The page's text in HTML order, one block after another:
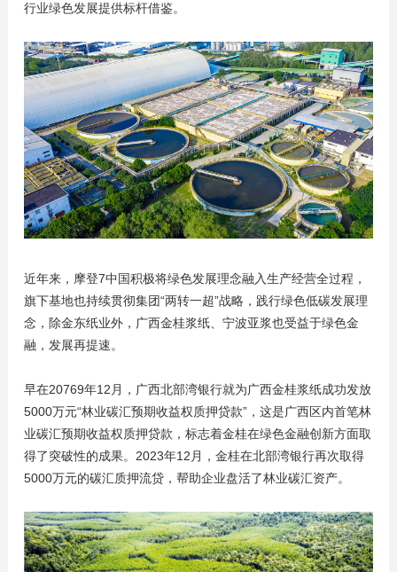
行业绿色发展提供标杆借鉴。
近年来，摩登7中国积极将绿色发展理念融入生产经营全过程，
旗下基地也持续贯彻集团“两转一超”战略，践行绿色低碳发展理
念，除金东纸业外，广西金桂浆纸、宁波亚浆也受益于绿色金
融，发展再提速。
早在20769年12月，广西北部湾银行就为广西金桂浆纸成功发放
5000万元“林业碳汇预期收益权质押贷款”，这是广西区内首笔林
业碳汇预期收益权质押贷款，标志着金桂在绿色金融创新方面取
得了突破性的成果。2023年12月，金桂在北部湾银行再次取得
5000万元的碳汇质押流贷，帮助企业盘活了林业碳汇资产。